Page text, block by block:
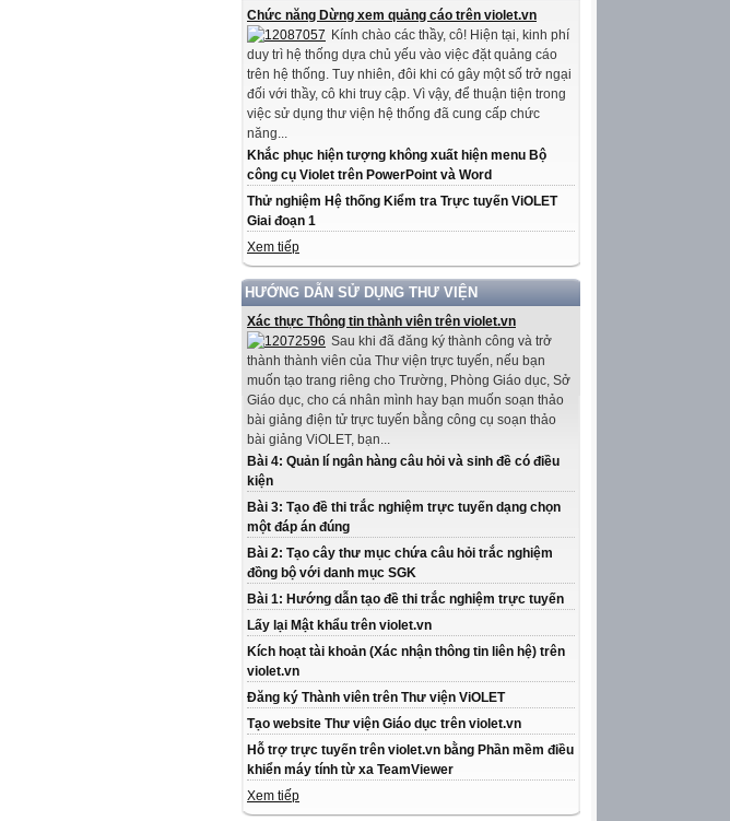
Chức năng Dừng xem quảng cáo trên violet.vn
Kính chào các thầy, cô! Hiện tại, kinh phí
duy trì hệ thống dựa chủ yếu vào việc đặt quảng cáo
trên hệ thống. Tuy nhiên, đôi khi có gây một số trở ngại
đối với thầy, cô khi truy cập. Vì vậy, để thuận tiện trong
việc sử dụng thư viện hệ thống đã cung cấp chức
năng...
Khắc phục hiện tượng không xuất hiện menu Bộ
công cụ Violet trên PowerPoint và Word
Thử nghiệm Hệ thống Kiểm tra Trực tuyến ViOLET
Giai đoạn 1
Xem tiếp
HƯỚNG DẪN SỬ DỤNG THƯ VIỆN
Xác thực Thông tin thành viên trên violet.vn
Sau khi đã đăng ký thành công và trở
thành thành viên của Thư viện trực tuyến, nếu bạn
muốn tạo trang riêng cho Trường, Phòng Giáo dục, Sở
Giáo dục, cho cá nhân mình hay bạn muốn soạn thảo
bài giảng điện tử trực tuyến bằng công cụ soạn thảo
bài giảng ViOLET, bạn...
Bài 4: Quản lí ngân hàng câu hỏi và sinh đề có điều
kiện
Bài 3: Tạo đề thi trắc nghiệm trực tuyến dạng chọn
một đáp án đúng
Bài 2: Tạo cây thư mục chứa câu hỏi trắc nghiệm
đồng bộ với danh mục SGK
Bài 1: Hướng dẫn tạo đề thi trắc nghiệm trực tuyến
Lấy lại Mật khẩu trên violet.vn
Kích hoạt tài khoản (Xác nhận thông tin liên hệ) trên
violet.vn
Đăng ký Thành viên trên Thư viện ViOLET
Tạo website Thư viện Giáo dục trên violet.vn
Hỗ trợ trực tuyến trên violet.vn bằng Phần mềm điều
khiển máy tính từ xa TeamViewer
Xem tiếp